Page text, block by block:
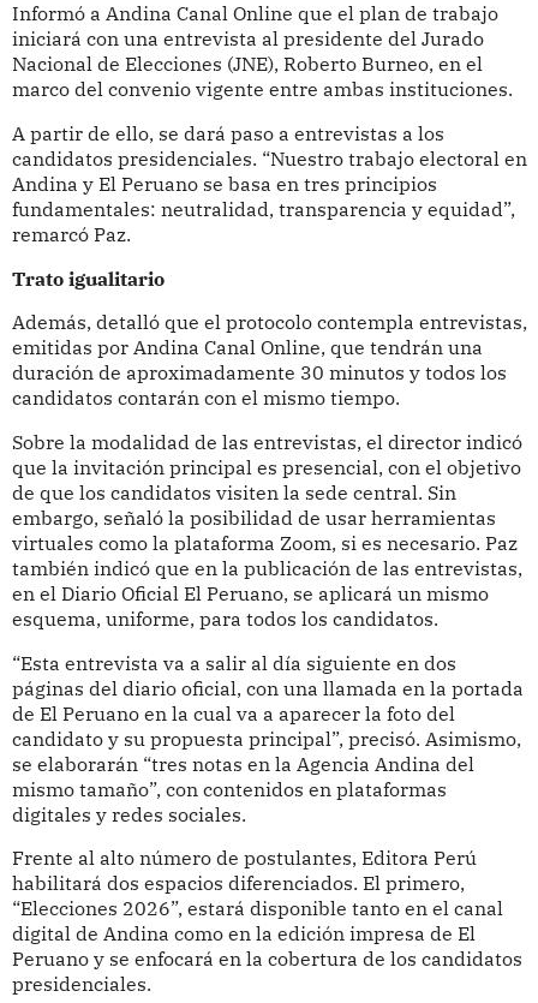
Informó a Andina Canal Online que el plan de trabajo
iniciará con una entrevista al presidente del Jurado
Nacional de Elecciones (JNE), Roberto Burneo, en el
marco del convenio vigente entre ambas instituciones.
A partir de ello, se dará paso a entrevistas a los
candidatos presidenciales. “Nuestro trabajo electoral en
Andina y El Peruano se basa en tres principios
fundamentales: neutralidad, transparencia y equidad”,
remarcó Paz.
Trato igualitario
Además, detalló que el protocolo contempla entrevistas,
emitidas por Andina Canal Online, que tendrán una
duración de aproximadamente 30 minutos y todos los
candidatos contarán con el mismo tiempo.
Sobre la modalidad de las entrevistas, el director indicó
que la invitación principal es presencial, con el objetivo
de que los candidatos visiten la sede central. Sin
embargo, señaló la posibilidad de usar herramientas
virtuales como la plataforma Zoom, si es necesario. Paz
también indicó que en la publicación de las entrevistas,
en el Diario Oficial El Peruano, se aplicará un mismo
esquema, uniforme, para todos los candidatos.
“Esta entrevista va a salir al día siguiente en dos
páginas del diario oficial, con una llamada en la portada
de El Peruano en la cual va a aparecer la foto del
candidato y su propuesta principal”, precisó. Asimismo,
se elaborarán “tres notas en la Agencia Andina del
mismo tamaño”, con contenidos en plataformas
digitales y redes sociales.
Frente al alto número de postulantes, Editora Perú
habilitará dos espacios diferenciados. El primero,
“Elecciones 2026”, estará disponible tanto en el canal
digital de Andina como en la edición impresa de El
Peruano y se enfocará en la cobertura de los candidatos
presidenciales.